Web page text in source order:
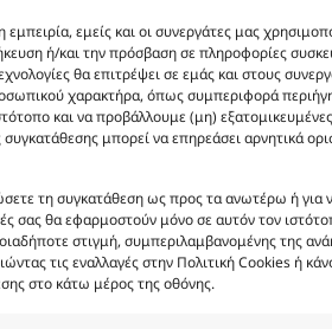
εμείς και οι συνεργάτες μας
ή/και την πρόσβαση σε πληροφορίες
θα επιτρέψει σε εμάς και στους
χαρακτήρα, όπως συμπεριφορά
και να προβάλλουμε (μη)
μπορεί να επηρεάσει αρνητικά
τη συγκατάθεση ως προς τα ανωτέρω ή για
σας θα εφαρμοστούν μόνο σε αυτόν τον
στιγμή, συμπεριλαμβανομένης της
τις εναλλαγές στην Πολιτική Cookies ή
στο κάτω μέρος της οθόνης.
Aqua,
Glycerin,
Officinalis Flower
δεν είναι προς πώληση το